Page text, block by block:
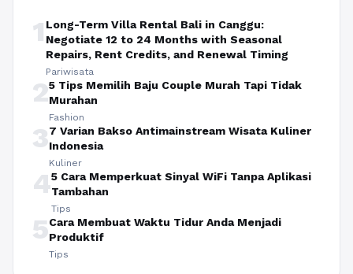
1 Long-Term Villa Rental Bali in Canggu:
Negotiate 12 to 24 Months with Seasonal
Repairs, Rent Credits, and Renewal Timing
Pariwisata
25 Tips Memilih Baju Couple Murah Tapi Tidak
Murahan
Fashion
37 Varian Bakso Antimainstream Wisata Kuliner
Indonesia
Kuliner
45 Cara Memperkuat Sinyal WiFi Tanpa Aplikasi
Tambahan
Tips
5Cara Membuat Waktu Tidur Anda Menjadi
Produktif
Tips